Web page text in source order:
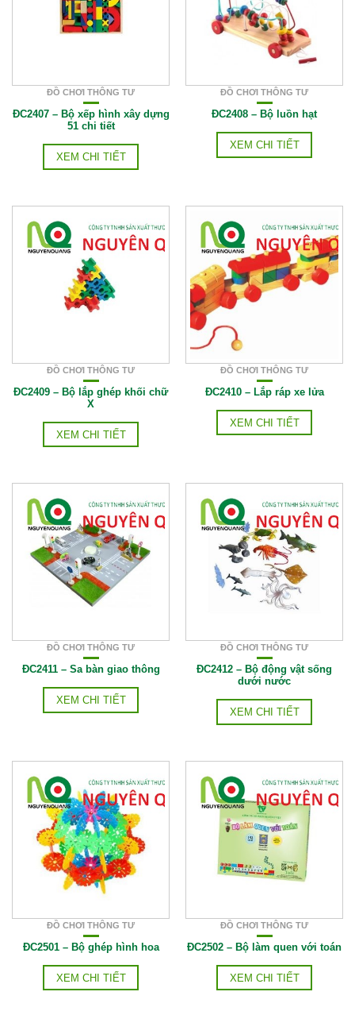
ĐỒ CHƠI THÔNG TƯ
ĐC2407 – Bộ xếp hình xây dựng
51 chi tiết
XEM CHI TIẾT
ĐỒ CHƠI THÔNG TƯ
ĐC2408 – Bộ luồn hạt
XEM CHI TIẾT
ĐỒ CHƠI THÔNG TƯ
ĐC2409 – Bộ lắp ghép khối chữ
X
XEM CHI TIẾT
ĐỒ CHƠI THÔNG TƯ
ĐC2410 – Lắp ráp xe lửa
XEM CHI TIẾT
ĐỒ CHƠI THÔNG TƯ
ĐC2411 – Sa bàn giao thông
XEM CHI TIẾT
ĐỒ CHƠI THÔNG TƯ
ĐC2412 – Bộ động vật sống
dưới nước
XEM CHI TIẾT
ĐỒ CHƠI THÔNG TƯ
ĐC2501 – Bộ ghép hình hoa
XEM CHI TIẾT
ĐỒ CHƠI THÔNG TƯ
ĐC2502 – Bộ làm quen với toán
XEM CHI TIẾT